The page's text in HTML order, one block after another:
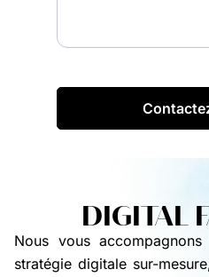
DIGITAL
Nous vous
stratégie digitale sur-